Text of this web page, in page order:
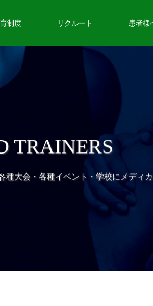
制度 リクルート 患者様
TRAINERS
種大会・各種イベント・学校にメディ